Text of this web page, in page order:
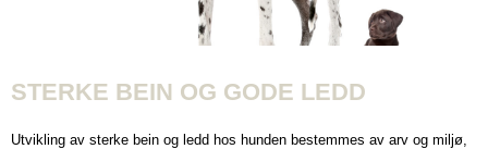
STERKE BEIN OG GODE LEDD
Utvikling av sterke bein og ledd hos hunden bestemmes av arv og miljø,